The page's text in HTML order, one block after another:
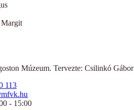
Margit
Múzeum. Tervezte: Csilinkó Gábor
113
- 15:00